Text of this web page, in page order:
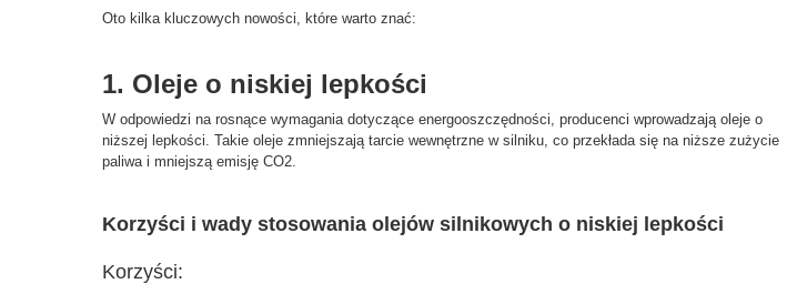
Oto kilka kluczowych nowości, które warto znać:
1. Oleje o niskiej lepkości
W odpowiedzi na rosnące wymagania dotyczące energooszczędności, producenci wprowadzają oleje o
niższej lepkości. Takie oleje zmniejszają tarcie wewnętrzne w silniku, co przekłada się na niższe zużycie
paliwa i mniejszą emisję CO2.
Korzyści i wady stosowania olejów silnikowych o niskiej lepkości
Korzyści: